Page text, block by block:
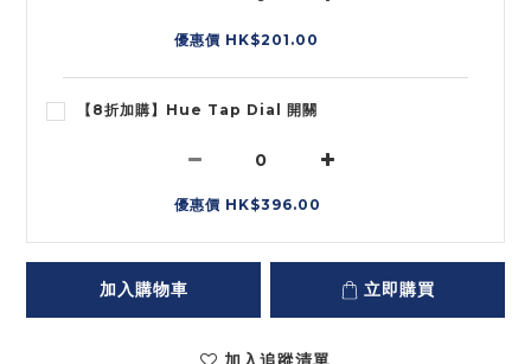
優惠價 HK$201.00
【8折加購】Hue Tap Dial 開關
優惠價 HK$396.00
加入購物車 立即購買